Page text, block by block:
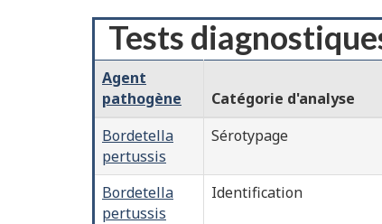
Tests
Agent
pathogène
Catégorie d'analyse
Bordetella
pertussis
Sérotypage
Bordetella
pertussis
Identification